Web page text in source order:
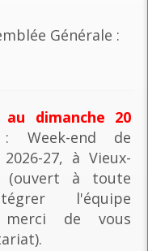
Générale :
dimanche 20
end de
27, à Vieux-
(ouvert à toute
l'équipe
merci de vous